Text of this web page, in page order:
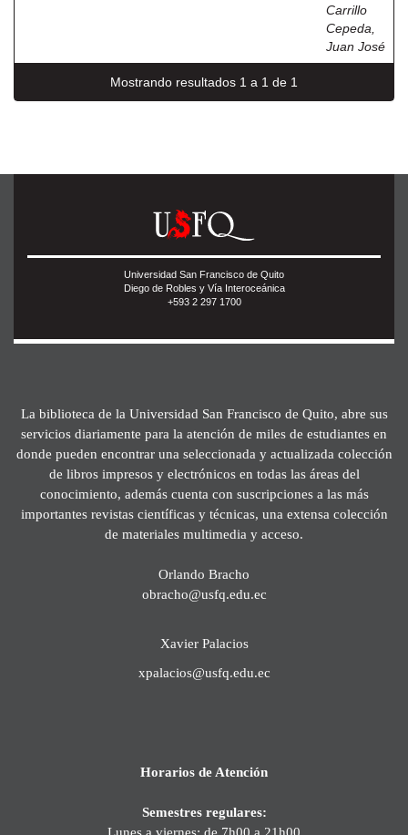
Carrillo
Cepeda,
Juan José
Mostrando resultados 1 a 1 de 1
Universidad San Francisco de Quito
Diego de Robles y Vía Interoceánica
+593 2 297 1700
La biblioteca de la Universidad San Francisco de Quito, abre sus
servicios diariamente para la atención de miles de estudiantes en
donde pueden encontrar una seleccionada y actualizada colección
de libros impresos y electrónicos en todas las áreas del
conocimiento, además cuenta con suscripciones a las más
importantes revistas científicas y técnicas, una extensa colección
de materiales multimedia y acceso.
Orlando Bracho
obracho@usfq.edu.ec
Xavier Palacios
xpalacios@usfq.edu.ec
Horarios de Atención
Semestres regulares:
Lunes a viernes: de 7h00 a 21h00